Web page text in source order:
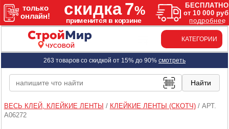
ЧУСОВОЙ
КАТЕГОРИИ
263 товаров со скидкой от 15% до 90% смотреть
ВЕСЬ КЛЕЙ, КЛЕЙКИЕ ЛЕНТЫ / КЛЕЙКИЕ ЛЕНТЫ (СКОТЧ)/ АРТ.
A06272